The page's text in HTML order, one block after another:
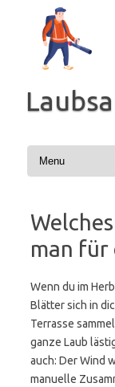
Inhalt
springen
man für
Wenn du im
Blätter sich in
Terrasse
ganze Laub
auch: Der Wind
manuelle